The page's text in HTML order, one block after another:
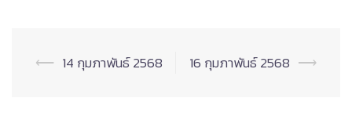
Post
⟵ 14 กุมภาพันธ์ 2568 16 กุมภาพันธ์ 2568 ⟶